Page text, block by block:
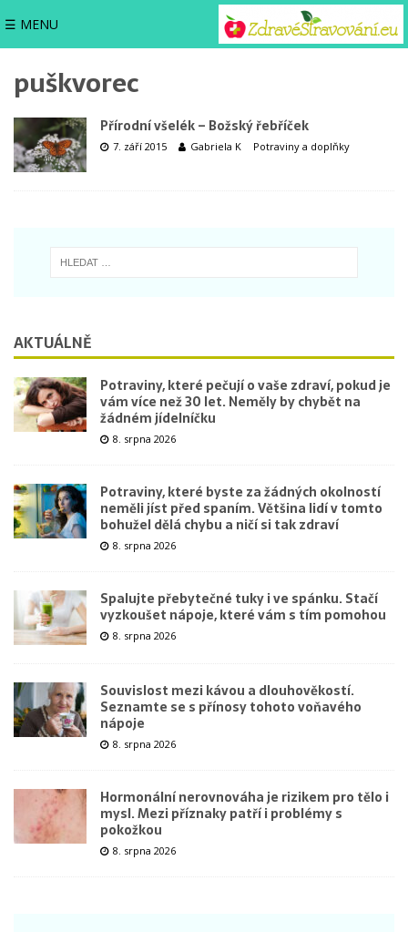
☰ MENU
puškvorec
Přírodní všelék – Božský řebříček
7. září 2015 Gabriela K Potraviny a doplňky
AKTUÁLNĚ
Potraviny, které pečují o vaše zdraví, pokud je
vám více než 30 let. Neměly by chybět na
žádném jídelníčku
8. srpna 2026
Potraviny, které byste za žádných okolností
neměli jíst před spaním. Většina lidí v tomto
bohužel dělá chybu a ničí si tak zdraví
8. srpna 2026
Spalujte přebytečné tuky i ve spánku. Stačí
vyzkoušet nápoje, které vám s tím pomohou
8. srpna 2026
Souvislost mezi kávou a dlouhověkostí.
Seznamte se s přínosy tohoto voňavého
nápoje
8. srpna 2026
Hormonální nerovnováha je rizikem pro tělo i
mysl. Mezi příznaky patří i problémy s
pokožkou
8. srpna 2026